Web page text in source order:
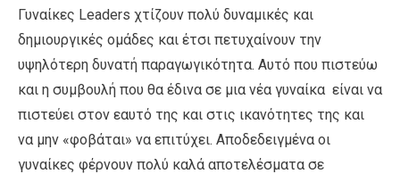
Γυναίκες Leaders χτίζουν πολύ δυναμικές και
δημιουργικές ομάδες και έτσι πετυχαίνουν την
υψηλότερη δυνατή παραγωγικότητα. Αυτό που πιστεύω
και η συμβουλή που θα έδινα σε μια νέα γυναίκα είναι να
πιστεύει στον εαυτό της και στις ικανότητες της και
να μην «φοβάται» να επιτύχει. Αποδεδειγμένα οι
γυναίκες φέρνουν πολύ καλά αποτελέσματα σε